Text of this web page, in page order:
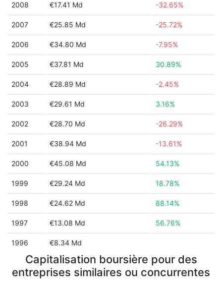
2008 €17.41 Md -32.65%
2007 €25.85 Md -25.72%
2006 €34.80 Md -7.95%
2005 €37.81 Md 30.89%
2004 €28.89 Md -2.45%
2003 €29.61 Md 3.16%
2002 €28.70 Md -26.29%
2001 €38.94 Md -13.61%
2000 €45.08 Md 54.13%
1999 €29.24 Md 18.78%
1998 €24.62 Md 88.14%
1997 €13.08 Md 56.76%
1996 €8.34 Md
Capitalisation boursière pour des
entreprises similaires ou concurrentes